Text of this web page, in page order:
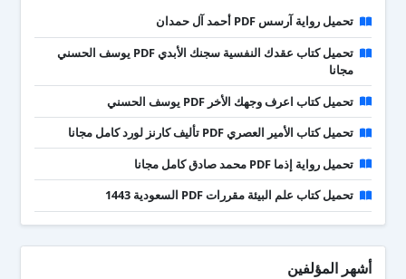
تحميل رواية آرسس PDF أحمد آل حمدان
تحميل كتاب عقدك النفسية سجنك الأبدي PDF يوسف الحسني
مجانا
تحميل كتاب اعرف وجهك الأخر PDF يوسف الحسني
تحميل كتاب الأمير العصري PDF تأليف كارنز لورد كامل مجانا
تحميل رواية إذما PDF محمد صادق كامل مجانا
تحميل كتاب علم البيئة مقررات PDF السعودية 1443
أشهر المؤلفين